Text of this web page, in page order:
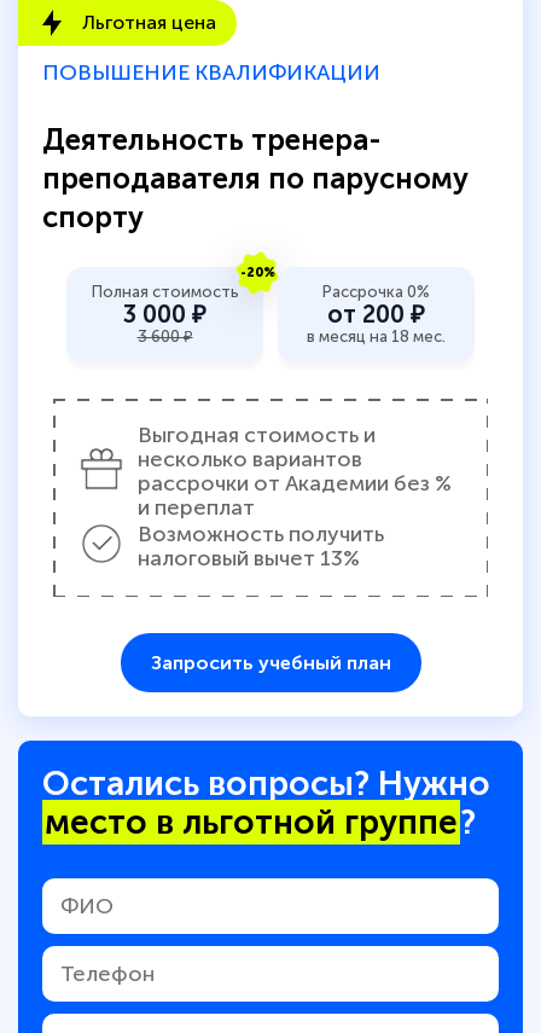
Льготная цена
ПОВЫШЕНИЕ КВАЛИФИКАЦИИ
Деятельность тренера-
преподавателя по парусному
спорту
-20%
Полная стоимость
3 000 ₽
3 600 ₽
Рассрочка 0%
от 200 ₽
в месяц на 18 мес.
Выгодная стоимость и
несколько вариантов
рассрочки от Академии без %
и переплат
Возможность получить
налоговый вычет 13%
Запросить учебный план
Остались вопросы? Нужно
место в льготной группе?